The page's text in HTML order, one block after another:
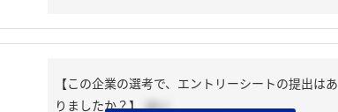
【この企業の選考で、エントリーシートの提出はあ
りましたか？】 はい